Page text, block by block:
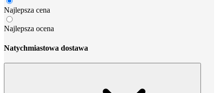
Najlepsza cena
Najlepsza ocena
Natychmiastowa dostawa